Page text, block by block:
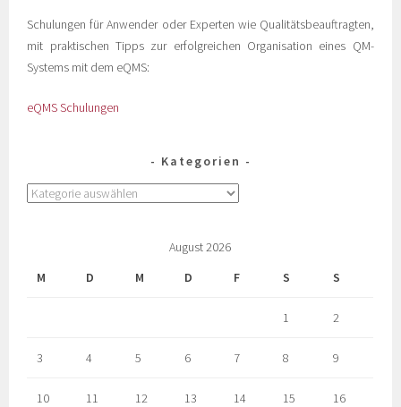
Schulungen für Anwender oder Experten wie Qualitätsbeauftragten,
mit praktischen Tipps zur erfolgreichen Organisation eines QM-
Systems mit dem eQMS:
eQMS Schulungen
Kategorien
August 2026
M
D M D F S S
1 2
3 4 5 6 7 8 9
10 11 12 13 14 15 16